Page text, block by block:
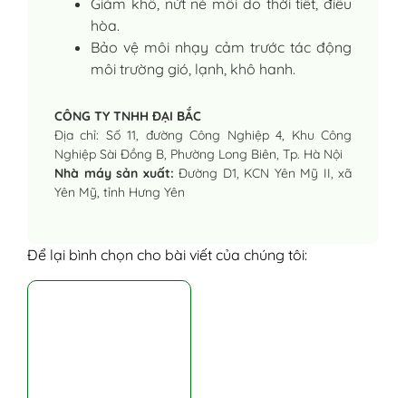
hòa.
Bảo vệ môi nhạy cảm trước tác động
môi trường gió, lạnh, khô hanh.
CÔNG TY TNHH ĐẠI BẮC
Địa chỉ: Số 11, đường Công Nghiệp 4, Khu Công
Nghiệp Sài Đồng B, Phường Long Biên, Tp. Hà Nội
Nhà máy sản xuất: Đường D1, KCN Yên Mỹ II, xã
Yên Mỹ, tỉnh Hưng Yên
Để lại bình chọn cho bài viết của chúng tôi: